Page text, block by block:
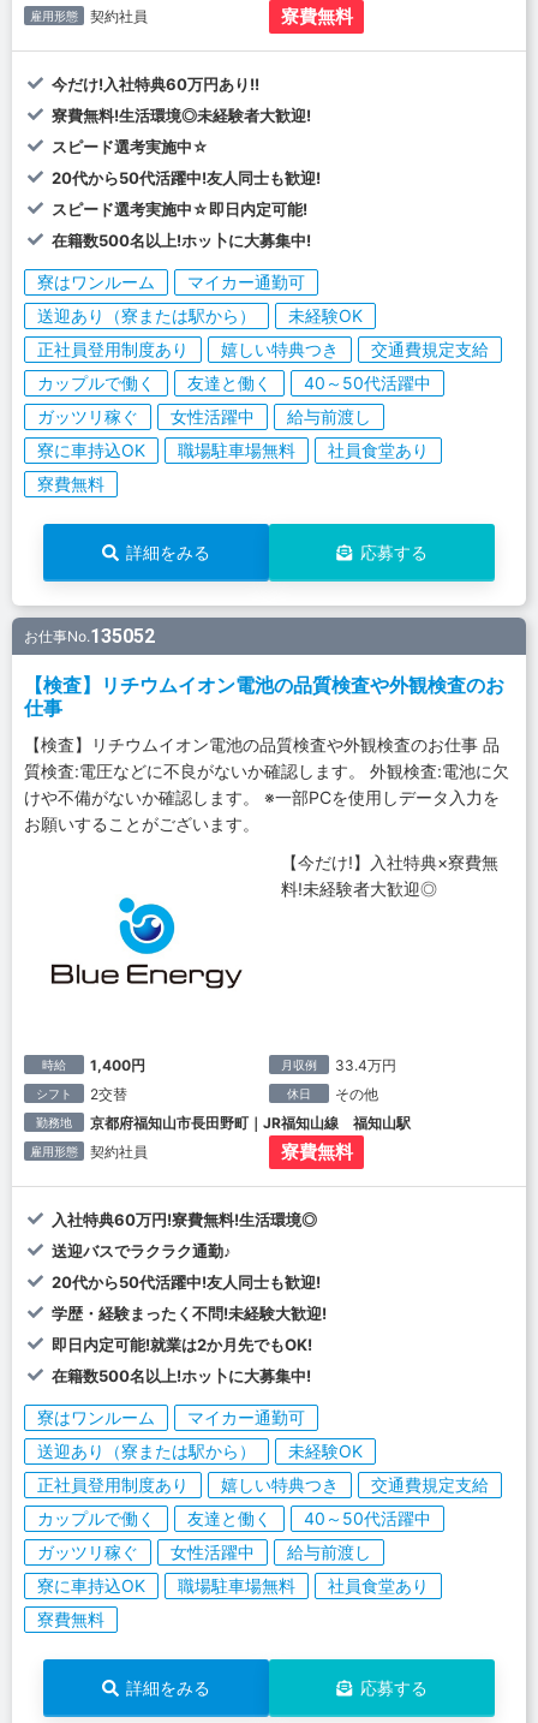
雇用形態 契約社員 寮費無料
今だけ!入社特典60万円あり!!
寮費無料!生活環境◎未経験者大歓迎!
スピード選考実施中☆
20代から50代活躍中!友人同士も歓迎!
スピード選考実施中☆即日内定可能!
在籍数500名以上!ホッ卜に大募集中!
寮はワンルーム
マイカー通勤可
送迎あり（寮または駅から）
未経験OK
正社員登用制度あり
嬉しい特典つき
交通費規定支給
カップルで働く
友達と働く
40～50代活躍中
ガッツリ稼ぐ
女性活躍中
給与前渡し
寮に車持込OK
職場駐車場無料
社員食堂あり
寮費無料
詳細をみる 応募する
お仕事No.135052
【検査】リチウムイオン電池の品質検査や外観検査のお
仕事
【検査】リチウムイオン電池の品質検査や外観検査のお仕事 品
質検査:電圧などに不良がないか確認します。 外観検査:電池に欠
けや不備がないか確認します。 ※一部PCを使用しデータ入力を
お願いすることがございます。
【今だけ!】入社特典×寮費無
料!未経験者大歓迎◎
時給 1,400円 月収例 33.4万円
シフト 2交替 休日 その他
勤務地 京都府福知山市長田野町｜JR福知山線 福知山駅
雇用形態 契約社員 寮費無料
入社特典60万円!寮費無料!生活環境◎
送迎バスでラクラク通勤♪
20代から50代活躍中!友人同士も歓迎!
学歴・経験まったく不問!未経験大歓迎!
即日内定可能!就業は2か月先でもOK!
在籍数500名以上!ホッ卜に大募集中!
寮はワンルーム
マイカー通勤可
送迎あり（寮または駅から）
未経験OK
正社員登用制度あり
嬉しい特典つき
交通費規定支給
カップルで働く
友達と働く
40～50代活躍中
ガッツリ稼ぐ
女性活躍中
給与前渡し
寮に車持込OK
職場駐車場無料
社員食堂あり
寮費無料
詳細をみる 応募する